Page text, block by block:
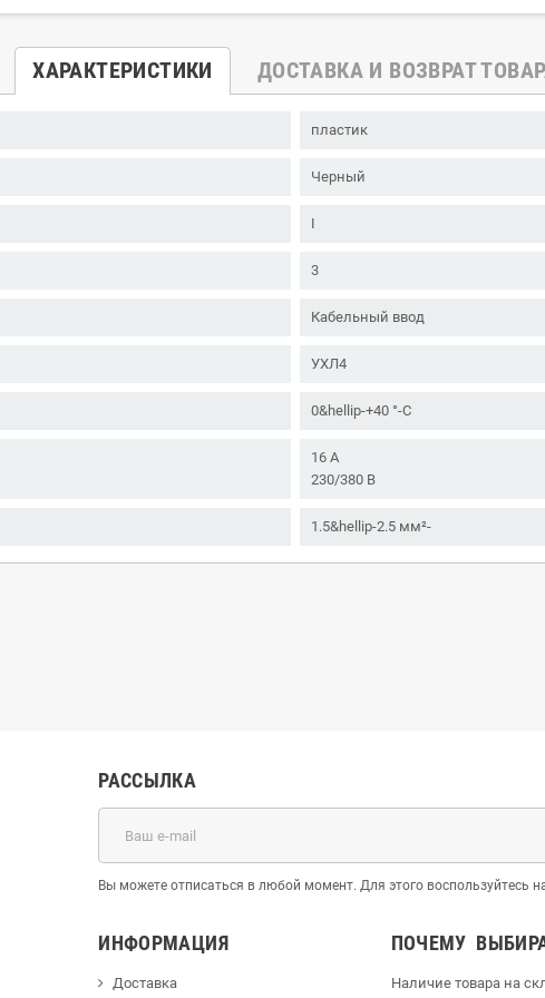
ХАРАКТЕРИСТИКИ ДОСТАВКА И ВОЗВРАТ
пластик
Черный
I
3
Кабельный ввод
УХЛ4
0&hellip-+40 °-C
16 А
230/380 В
1.5&hellip-2.5 мм²-
РАССЫЛКА
Вы можете отписаться в любой момент. Для этого
ИНФОРМАЦИЯ
Доставка
ПОЧЕМУ
Наличие товара на